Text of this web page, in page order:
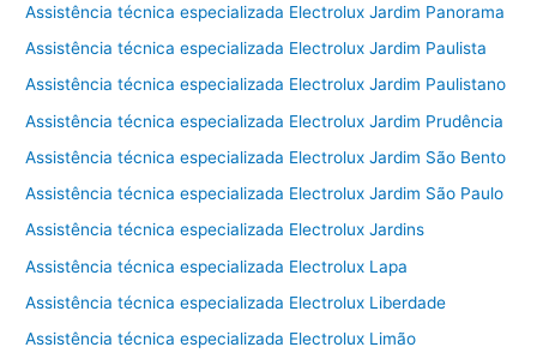
Assistência técnica especializada Electrolux Jardim Panorama
Assistência técnica especializada Electrolux Jardim Paulista
Assistência técnica especializada Electrolux Jardim Paulistano
Assistência técnica especializada Electrolux Jardim Prudência
Assistência técnica especializada Electrolux Jardim São Bento
Assistência técnica especializada Electrolux Jardim São Paulo
Assistência técnica especializada Electrolux Jardins
Assistência técnica especializada Electrolux Lapa
Assistência técnica especializada Electrolux Liberdade
Assistência técnica especializada Electrolux Limão